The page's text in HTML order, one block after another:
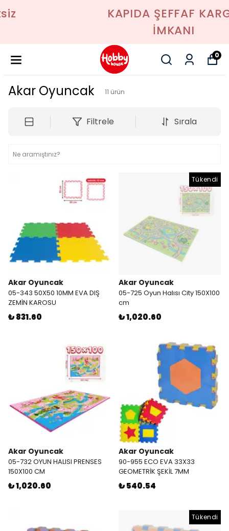
KAPIDA ŞEFFAF KARGO
0
Akar Oyuncak 11 ürün
Filtrele Sırala
Akar Oyuncak
05-343 50X50 10MM EVA DIŞ
ZEMİN KAROSU
₺ 831.60
Tükendi
Akar Oyuncak
05-725 Oyun Halısı City 150X100
cm
₺ 1,020.60
Akar Oyuncak
05-732 OYUN HALISI PRENSES
150X100 CM
₺ 1,020.60
Akar Oyuncak
90-955 ECO EVA 33X33
GEOMETRİK ŞEKİL 7MM
₺ 540.54
Tükendi